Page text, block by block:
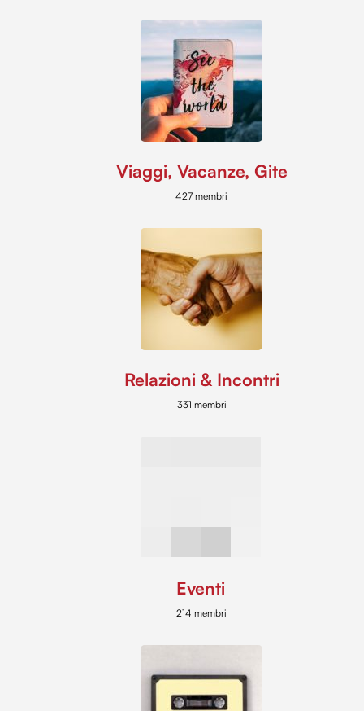
Viaggi, Vacanze, Gite
427 membri
Relazioni & Incontri
331 membri
Eventi
214 membri